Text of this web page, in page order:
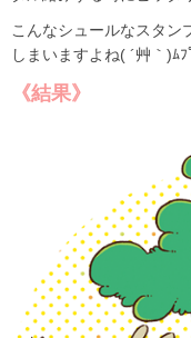
こんなシュールなスタン
しまいますよね( ´艸｀)ﾑﾌ
《結果》